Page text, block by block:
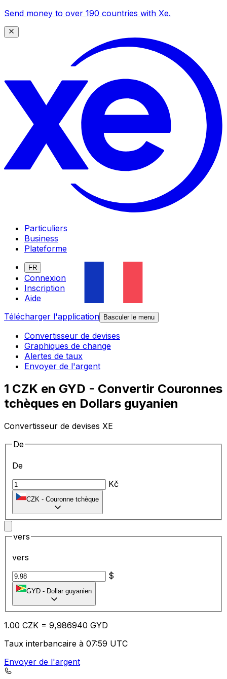
Send money to over 190 countries with Xe.
Particuliers
Business
Plateforme
FR
Connexion
Inscription
Aide
Télécharger l'application
Basculer le menu
Convertisseur de devises
Graphiques de change
Alertes de taux
Envoyer de l'argent
1 CZK en GYD - Convertir Couronnes
tchèques en Dollars guyanien
Convertisseur de devises XE
De
De
Kč
CZK - Couronne tchèque
vers
vers
$
GYD - Dollar guyanien
1.00 CZK = 9,986940 GYD
Taux interbancaire à 07:59 UTC
Envoyer de l'argent